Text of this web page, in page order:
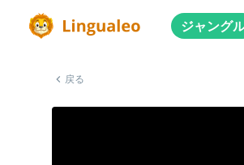
ジャング
戻る